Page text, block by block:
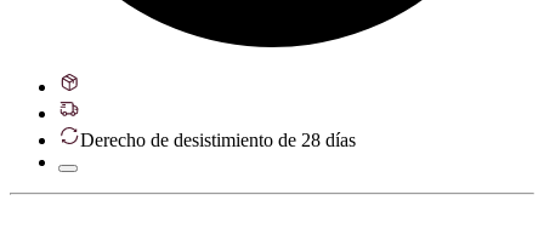
Derecho de desistimiento de 28 días